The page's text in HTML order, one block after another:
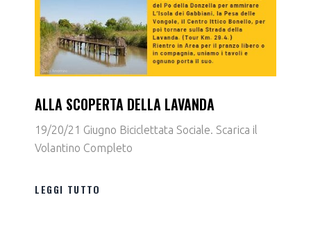
ALLA SCOPERTA DELLA LAVANDA
19/20/21 Giugno Biciclettata Sociale. Scarica il
Volantino Completo
LEGGI TUTTO